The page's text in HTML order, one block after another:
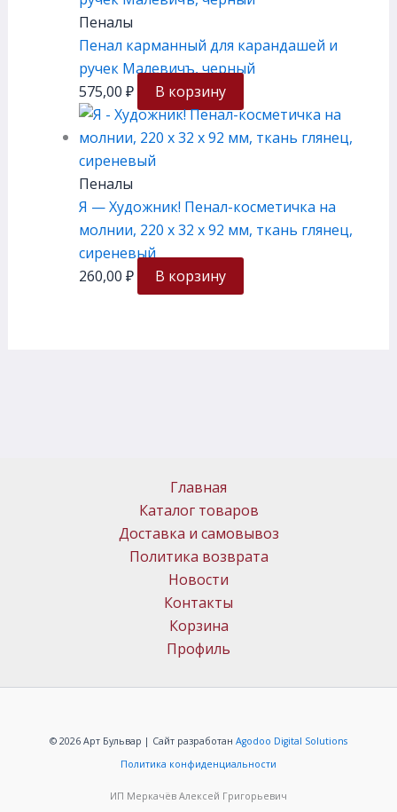
Пеналы
Пенал карманный для карандашей и
ручек Малевичъ, черный
575,00 ₽ В корзину
Пеналы
Я — Художник! Пенал-косметичка на
молнии, 220 х 32 х 92 мм, ткань глянец,
сиреневый
260,00 ₽ В корзину
Главная
Каталог товаров
Доставка и самовывоз
Политика возврата
Новости
Контакты
Корзина
Профиль
© 2026 Арт Бульвар | Сайт разработан Agodoo Digital Solutions
Политика конфиденциальности
ИП Меркачёв Алексей Григорьевич